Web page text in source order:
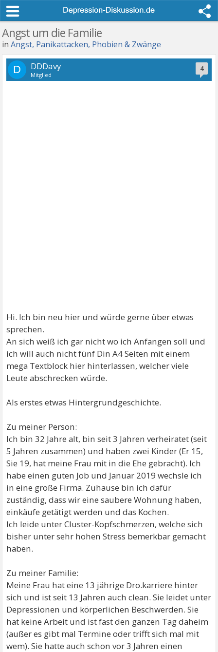
Angst um die Familie
inAngst, Panikattacken, Phobien & Zwänge
4
D DDDavy
Mitglied
Hi. Ich bin neu hier und würde gerne über etwas
sprechen.
An sich weiß ich gar nicht wo ich Anfangen soll und
ich will auch nicht fünf Din A4 Seiten mit einem
mega Textblock hier hinterlassen, welcher viele
Leute abschrecken würde.
Als erstes etwas Hintergrundgeschichte.
Zu meiner Person:
Ich bin 32 Jahre alt, bin seit 3 Jahren verheiratet (seit
5 Jahren zusammen) und haben zwei Kinder (Er 15,
Sie 19, hat meine Frau mit in die Ehe gebracht). Ich
habe einen guten Job und Januar 2019 wechsle ich
in eine große Firma. Zuhause bin ich dafür
zuständig, dass wir eine saubere Wohnung haben,
einkäufe getätigt werden und das Kochen.
Ich leide unter Cluster-Kopfschmerzen, welche sich
bisher unter sehr hohen Stress bemerkbar gemacht
haben.
Zu meiner Familie:
Meine Frau hat eine 13 jährige Dro.karriere hinter
sich und ist seit 13 Jahren auch clean. Sie leidet unter
Depressionen und körperlichen Beschwerden. Sie
hat keine Arbeit und ist fast den ganzen Tag daheim
(außer es gibt mal Termine oder trifft sich mal mit
wem). Sie hatte auch schon vor 3 Jahren einen